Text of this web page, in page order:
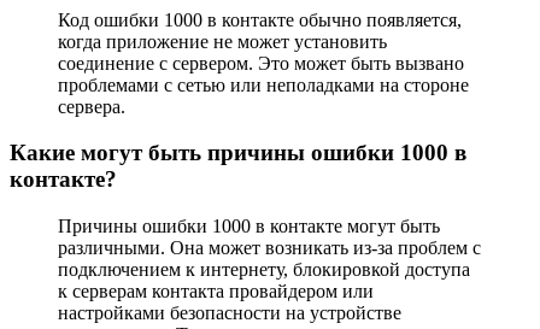
Код ошибки 1000 в контакте обычно появляется,
когда приложение не может установить
соединение с сервером. Это может быть вызвано
проблемами с сетью или неполадками на стороне
сервера.
Какие могут быть причины ошибки 1000 в
контакте?
Причины ошибки 1000 в контакте могут быть
различными. Она может возникать из-за проблем с
подключением к интернету, блокировкой доступа
к серверам контакта провайдером или
настройками безопасности на устройстве